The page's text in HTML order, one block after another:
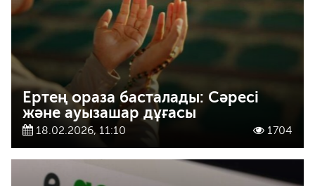
Ертең ораза басталады: Сәресі
және ауызашар дұғасы
18.02.2026, 11:10 1704